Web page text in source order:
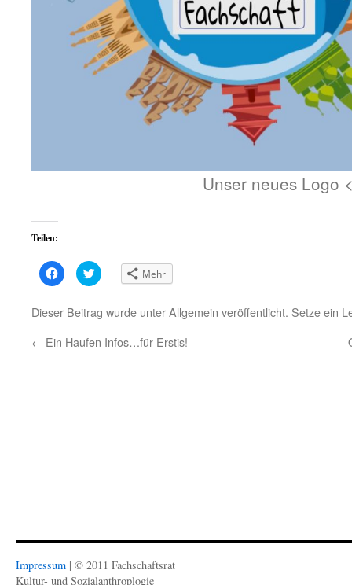
Unser neues Logo
Teilen:
Klick,
um
zu
teilen
in
neuem
Klick,
um
zu
teilen
neuem
Mehr
Dieser Beitrag wurde unterAllgemein veröffentlicht. Setze ein
← Ein Haufen Infos…für Erstis!
Impressum | © 2011 Fachschaftsrat
Kultur- und Sozialanthroplogie